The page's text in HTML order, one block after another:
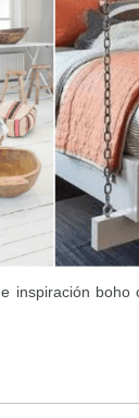
inspiración